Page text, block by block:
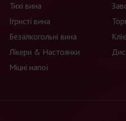
Тихі вина
Ігристі вина
Безалкогольні вина
Лікери & Настоянки
Міцні напої